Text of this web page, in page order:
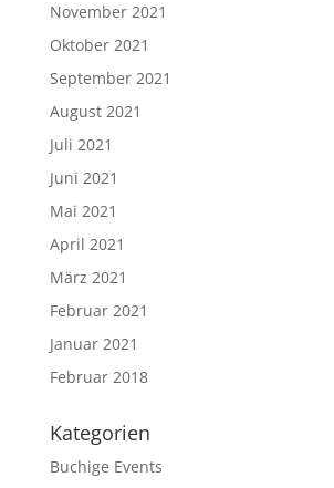
November 2021
Oktober 2021
September 2021
August 2021
Juli 2021
Juni 2021
Mai 2021
April 2021
März 2021
Februar 2021
Januar 2021
Februar 2018
Kategorien
Buchige Events